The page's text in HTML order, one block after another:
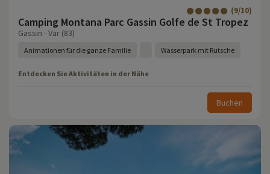
Camping Montana Parc Gassin Golfe de St Tropez
(9/10)
Gassin - Var (83)
Animationen für die ganze Familie Wasserpark mit Rutsche
Entdecken Sie Aktivitäten in der Nähe
Buchen